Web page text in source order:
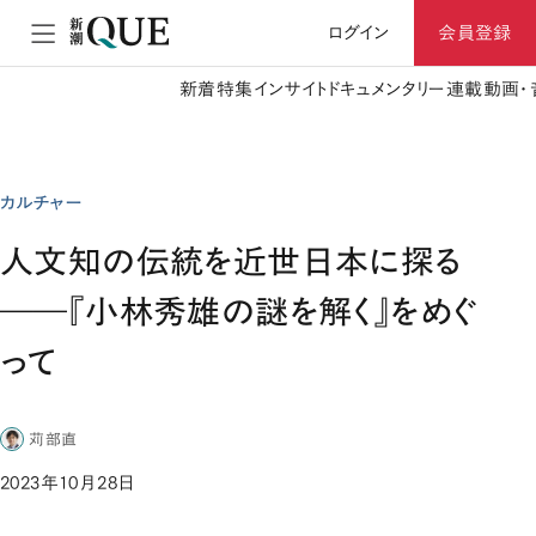
ログイン 会員登録
新着特集 インサイト ドキュメンタリー 連載動画
カルチャー
人文知の伝統を近世日本に探る
――『小林秀雄の謎を解く』をめぐ
って
苅部直
2023年10月28日